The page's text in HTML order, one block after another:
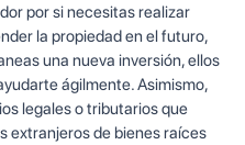
por si necesitas realizar
la propiedad en el futuro,
una nueva inversión, ellos
ágilmente. Asimismo,
legales o tributarios que
extranjeros de bienes raíces